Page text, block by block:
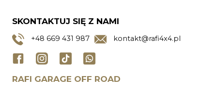
SKONTAKTUJ SIĘ Z NAMI
+48 669 431 987 kontakt@rafi4x4.pl
RAFI GARAGE OFF ROAD